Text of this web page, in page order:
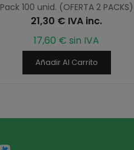
Pack 100 unid. (OFERTA 2 PACKS)
21,30 € IVA inc.
17,60 € sin IVA
Añadir Al Carrito